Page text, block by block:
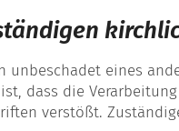
unbeschadet eines
dass die
verstößt.